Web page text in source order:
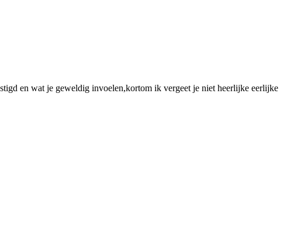
en wat je geweldig invoelen,kortom ik vergeet je niet heerlijke eerlijke